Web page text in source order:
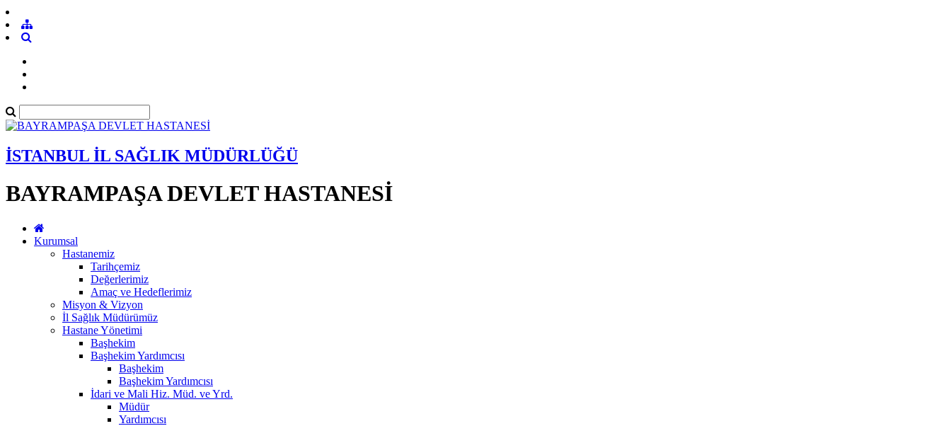
İSTANBUL İL SAĞLIK MÜDÜRLÜĞÜ
BAYRAMPAŞA DEVLET HASTANESİ
Kurumsal
Hastanemiz
Tarihçemiz
Değerlerimiz
Amaç ve Hedeflerimiz
Misyon & Vizyon
İl Sağlık Müdürümüz
Hastane Yönetimi
Başhekim
Başhekim Yardımcısı
Başhekim
Başhekim Yardımcısı
İdari ve Mali Hiz. Müd. ve Yrd.
Müdür
Yardımcısı